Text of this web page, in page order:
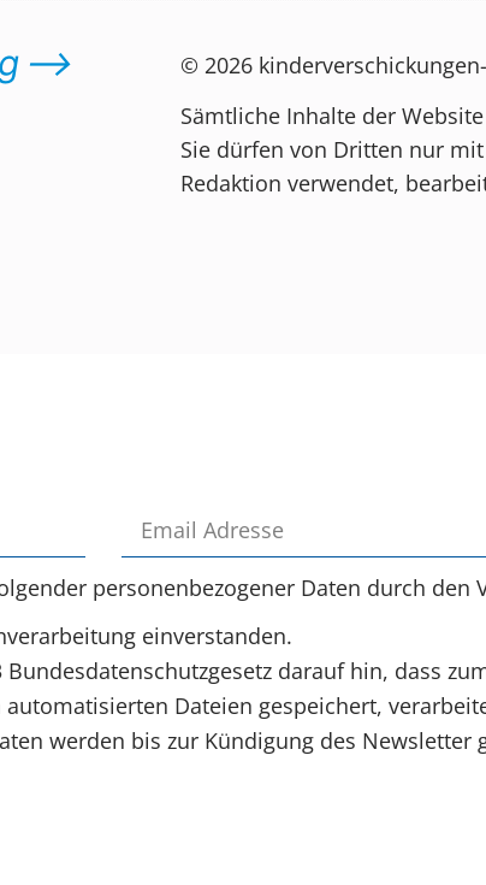
© 2026
Sämtliche Inhalte der
Sie dürfen von Dritten nur
Redaktion verwendet,
personenbezogener Daten durch den
einverstanden.
darauf hin, dass
Dateien gespeichert,
werden bis zur Kündigung des Newsletter